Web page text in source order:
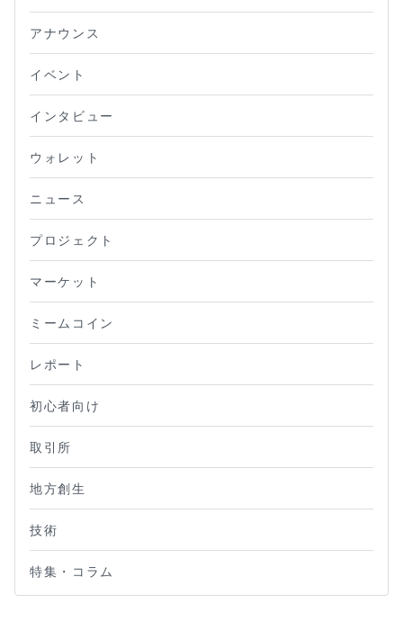
アナウンス
イベント
インタビュー
ウォレット
ニュース
プロジェクト
マーケット
ミームコイン
レポート
初心者向け
取引所
地方創生
技術
特集・コラム